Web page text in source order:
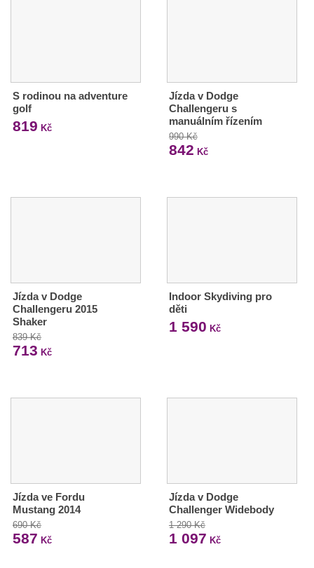
S rodinou na adventure
golf
819 Kč
Jízda v Dodge
Challengeru s
manuálním řízením
990 Kč
842 Kč
Jízda v Dodge
Challengeru 2015
Shaker
839 Kč
713 Kč
Indoor Skydiving pro
děti
1 590 Kč
Jízda ve Fordu
Mustang 2014
690 Kč
587 Kč
Jízda v Dodge
Challenger Widebody
1 290 Kč
1 097 Kč